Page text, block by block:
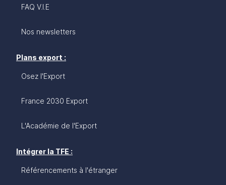
FAQ V.I.E
Nos newsletters
Plans export :
Osez l'Export
France 2030 Export
L'Académie de l'Export
Intégrer la TFE :
Référencements à l'étranger